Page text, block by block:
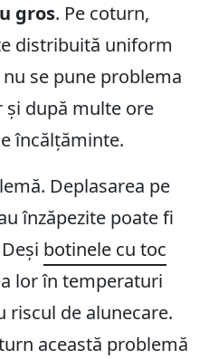
gros. Pe coturn,
distribuită uniform
se pune problema
și după multe ore
încălțăminte.
Deplasarea pe
înzăpezite poate fi
botinele cu toc
lor în temperaturi
riscul de alunecare.
această problemă